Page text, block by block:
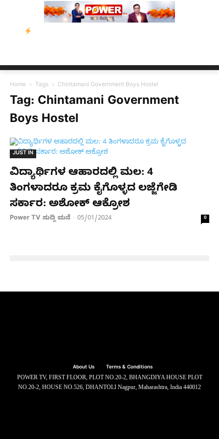
ನ್ಯೂಸ್ ಕಾರ್ಪ್‌ಗೆ ಎಐಯಿಂದ ಸಂಕಷ್ಟ: ಆಸ್ಟ್ರೇಲಿಯಾದಲ್ಲಿ
Home Tags Chintamani Government Boys Hostel
Tag: Chintamani Government
Boys Hostel
JUST IN
ವಿದ್ಯಾರ್ಥಿಗಳ ಆಹಾರದಲ್ಲಿ ಮಲ: 4
ತಿಂಗಳಾದರೂ ಕ್ರಮ ಕೈಗೊಳ್ಳದ ಲಜ್ಜೆಗೇಡಿ
ಸರ್ಕಾರ: ಅಶೋಕ್ ಆಕ್ರೋಶ
Power TV ಸುದ್ದಿ ಮನೆ - 05/01/2024 0
About Us Terms & Conditions
POWER TV, FIRST FLOOR, PLOT NO.20-2, BHANGDIYA HOUSE PLOT
NO.20-2, HOUSE NO.526, DHANTOLI Nagpur, Maharashtra, India 440012